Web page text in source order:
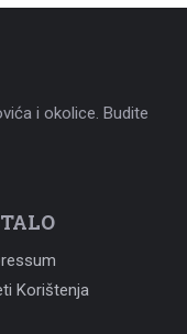
i okolice. Budite
Korištenja